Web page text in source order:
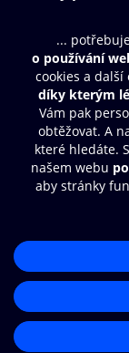
Obsah ke stažení
Moje O2 Knihovna
Další zábava
© O2 Czech
Přístupnost
Zásady
Nastavení cookies